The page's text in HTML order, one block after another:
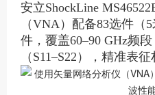
安立ShockLine
（VNA）配备83选件（
件，覆盖60–90 GHz频
（S11–S22），精准表征